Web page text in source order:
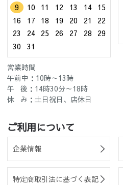
9
10 11 12 13 14
15
16
17 18 19 20 21
22
23
24 25 26 27 28
29
30
31
営業時間
午前中：10時～13時
午 後：14時30分～18時
休 み：土日祝日、店休日
ご利用について
企業情報
特定商取引法に基づく表記